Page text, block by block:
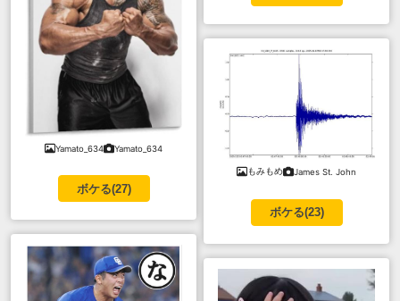
Yamato_634 Yamato_634
ボケる(27)
もみもめ James St. John
ボケる(23)